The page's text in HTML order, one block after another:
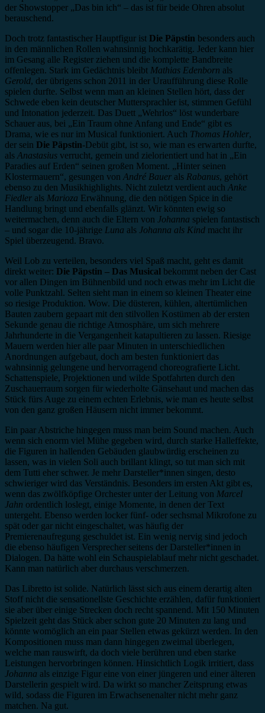
der Showstopper „Das bin ich“ – das ist für beide Ohren absolut
berauschend.
Doch trotz fantastischer Hauptfigur ist Die Päpstin besonders auch
in den männlichen Rollen wahnsinnig hochkarätig. Jeder kann hier
im Gesang alle Register ziehen und die komplette Bandbreite
offenlegen. Stark im Gedächtnis bleibt Mathias Edenborn als
Gerold, der übrigens schon 2011 in der Uraufführung diese Rolle
spielen durfte. Selbst wenn man an kleinen Stellen hört, dass der
Schwede eben kein deutscher Muttersprachler ist, stimmen Gefühl
und Intonation jederzeit. Das Duett „Wehrlos“ löst wunderbare
Schauer aus, bei „Ein Traum ohne Anfang und Ende“ gibt es
Drama, wie es nur im Musical funktioniert. Auch Thomas Hohler,
der sein Die Päpstin-Debüt gibt, ist so, wie man es erwarten durfte,
als Anastasius verrucht, gemein und zielorientiert und hat in „Ein
Paradies auf Erden“ seinen großen Moment. „Hinter seinen
Klostermauern“, gesungen von André Bauer als Rabanus, gehört
ebenso zu den Musikhighlights. Nicht zuletzt verdient auch Anke
Fiedler als Marioza Erwähnung, die den nötigen Spice in die
Handlung bringt und ebenfalls glänzt. Wir könnten ewig so
weitermachen, denn auch die Eltern von Johanna spielen fantastisch
– und sogar die 10-jährige Luna als Johanna als Kind macht ihr
Spiel überzeugend. Bravo.
Weil Lob zu verteilen, besonders viel Spaß macht, geht es damit
direkt weiter: Die Päpstin – Das Musical bekommt neben der Cast
vor allen Dingen im Bühnenbild und noch etwas mehr im Licht die
volle Punktzahl. Selten sieht man in einem so kleinen Theater eine
so riesige Produktion. Wow. Die düsteren, kühlen, altertümlichen
Bauten zaubern gepaart mit den stilvollen Kostümen ab der ersten
Sekunde genau die richtige Atmosphäre, um sich mehrere
Jahrhunderte in die Vergangenheit katapultieren zu lassen. Riesige
Mauern werden hier alle paar Minuten in unterschiedlichen
Anordnungen aufgebaut, doch am besten funktioniert das
wahnsinnig gelungene und hervorragend choreografierte Licht.
Schattenspiele, Projektionen und wilde Spotfahrten durch den
Zuschauerraum sorgen für wiederholte Gänsehaut und machen das
Stück fürs Auge zu einem echten Erlebnis, wie man es heute selbst
von den ganz großen Häusern nicht immer bekommt.
Ein paar Abstriche hingegen muss man beim Sound machen. Auch
wenn sich enorm viel Mühe gegeben wird, durch starke Halleffekte,
die Figuren in hallenden Gebäuden glaubwürdig erscheinen zu
lassen, was in vielen Soli auch brillant klingt, so tut man sich mit
dem Tutti eher schwer. Je mehr Darsteller*innen singen, desto
schwieriger wird das Verständnis. Besonders im ersten Akt gibt es,
wenn das zwölfköpfige Orchester unter der Leitung von Marcel
Jahn ordentlich loslegt, einige Momente, in denen der Text
untergeht. Ebenso werden locker fünf- oder sechsmal Mikrofone zu
spät oder gar nicht eingeschaltet, was häufig der
Premierenaufregung geschuldet ist. Ein wenig nervig sind jedoch
die ebenso häufigen Versprecher seitens der Darsteller*innen in
Dialogen. Da hätte wohl ein Schauspielablauf mehr nicht geschadet.
Kann man natürlich aber durchaus verschmerzen.
Das Libretto ist solide. Natürlich lässt sich aus einem derartig alten
Stoff nicht die sensationellste Geschichte erzählen, dafür funktioniert
sie aber über einige Strecken doch recht spannend. Mit 150 Minuten
Spielzeit geht das Stück aber schon gute 20 Minuten zu lang und
könnte womöglich an ein paar Stellen etwas gekürzt werden. In den
Kompositionen muss man dann hingegen zweimal überlegen,
welche man rauswirft, da doch viele berühren und eben starke
Leistungen hervorbringen können. Hinsichtlich Logik irritiert, dass
Johanna als einzige Figur eine von einer jüngeren und einer älteren
Darstellerin gespielt wird. Da wirkt so mancher Zeitsprung etwas
wild, sodass die Figuren im Erwachsenenalter nicht mehr ganz
matchen. Na gut.